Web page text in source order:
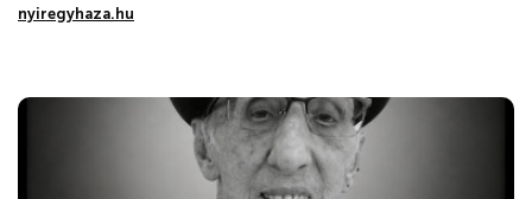
nyiregyhaza.hu